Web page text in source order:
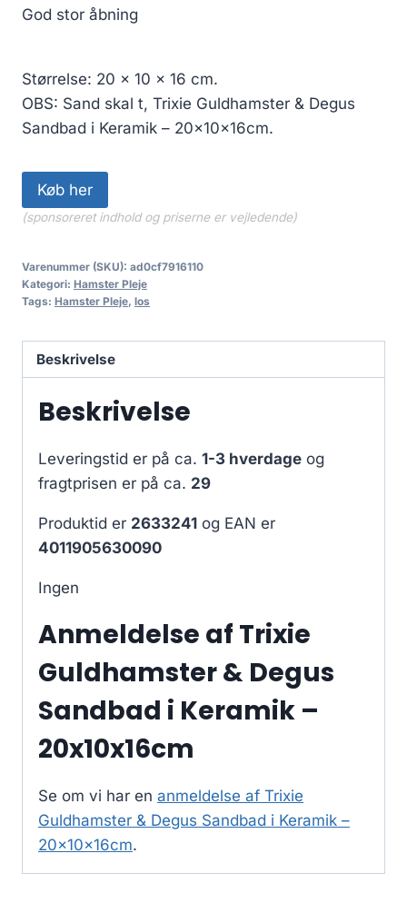
God stor åbning
Størrelse: 20 x 10 x 16 cm.
OBS: Sand skal t, Trixie Guldhamster & Degus
Sandbad i Keramik – 20x10x16cm.
Køb her
(sponsoreret indhold og priserne er vejledende)
Varenummer (SKU): ad0cf7916110
Kategori: Hamster Pleje
Tags: Hamster Pleje, los
Beskrivelse
Beskrivelse
Leveringstid er på ca. 1-3 hverdage og
fragtprisen er på ca. 29
Produktid er 2633241 og EAN er
4011905630090
Ingen
Anmeldelse af Trixie
Guldhamster & Degus
Sandbad i Keramik –
20x10x16cm
Se om vi har en anmeldelse af Trixie
Guldhamster & Degus Sandbad i Keramik –
20x10x16cm.